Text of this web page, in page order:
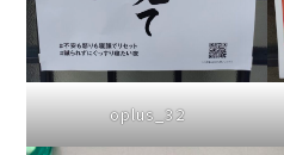
oplus_32